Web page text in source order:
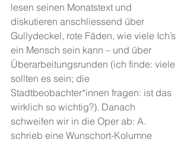
lesen seinen Monatstext und
diskutieren anschliessend über
Gullydeckel, rote Fäden, wie viele Ich’s
ein Mensch sein kann – und über
Überarbeitungsrunden (ich finde: viele
sollten es sein; die
Stadtbeobachter*innen fragen: ist das
wirklich so wichtig?). Danach
schweifen wir in die Oper ab: A.
schrieb eine Wunschort-Kolumne